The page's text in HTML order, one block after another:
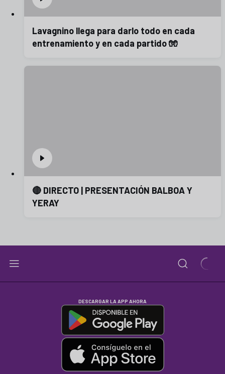
Lavagnino llega para darlo todo en cada
entrenamiento y en cada partido 🧤
🔴 DIRECTO | PRESENTACIÓN BALBOA Y
YERAY
DESCARGAR LA APP AHORA